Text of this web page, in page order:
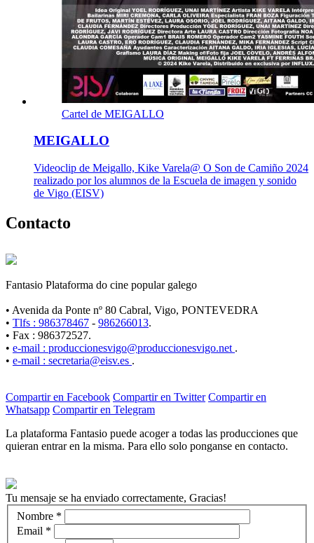
Cartel de MEIGALLO
MEIGALLO
Videoclip de Meigallo, Kike Varela@ O Son de Camiño 2024
realizado por los alumnos de la Escuela de imagen y sonido
de Vigo (EISV)
Contacto
Fantasio Plataforma do cine popular galego
• Avenida da Ponte nº 80 Cabral, Vigo, PONTEVEDRA
• Tlfs : 986378467 - 986266013.
• Fax : 986372527.
• e-mail : produccionesvigo@produccionesvigo.net .
• e-mail : secretaria@eisv.es .
Compartir en Facebook Compartir en Twitter Compartir en
Whatsapp Compartir en Telegram
La plataforma Fantasio puede acoger a todas las producciones que
quieran entrar en la misma. Para ello solo ponganse en contacto.
Tu mensaje se ha enviado correctamente, Gracias!
Nombre *
Email *